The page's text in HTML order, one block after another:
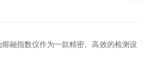
融指数仪作为一款精密、高效的检测设